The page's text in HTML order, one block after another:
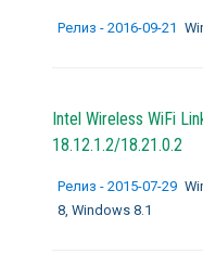
Релиз - 2016-09-21
Intel Wireless WiFi
18.12.1.2/18.21.0.2
Релиз - 2015-07-29
8, Windows 8.1